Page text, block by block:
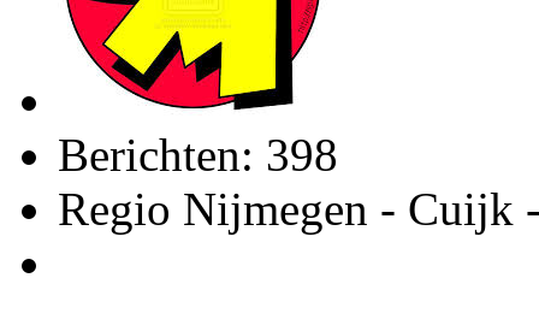
Berichten: 398
Regio Nijmegen - Cuijk